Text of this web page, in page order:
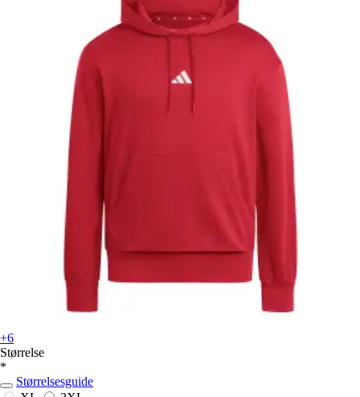
+6
Størrelse
*
Størrelsesguide